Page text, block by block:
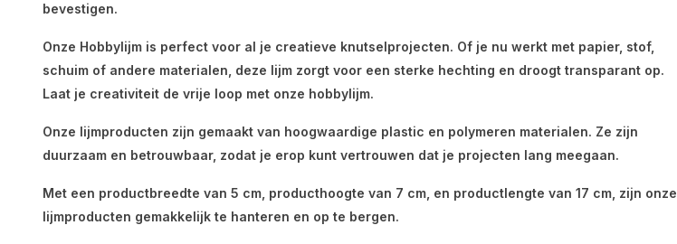
bevestigen.
Onze Hobbylijm is perfect voor al je creatieve knutselprojecten. Of je nu werkt met papier, stof,
schuim of andere materialen, deze lijm zorgt voor een sterke hechting en droogt transparant op.
Laat je creativiteit de vrije loop met onze hobbylijm.
Onze lijmproducten zijn gemaakt van hoogwaardige plastic en polymeren materialen. Ze zijn
duurzaam en betrouwbaar, zodat je erop kunt vertrouwen dat je projecten lang meegaan.
Met een productbreedte van 5 cm, producthoogte van 7 cm, en productlengte van 17 cm, zijn onze
lijmproducten gemakkelijk te hanteren en op te bergen.